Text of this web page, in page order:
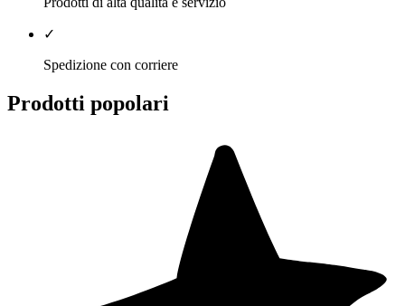
✓
Spedizione con corriere
Prodotti popolari